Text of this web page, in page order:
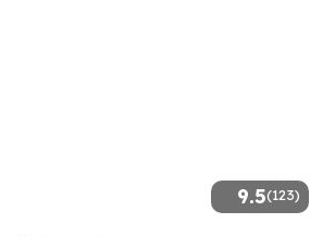
9.5(123)